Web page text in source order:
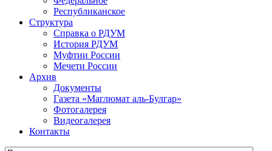
Республиканское
Структура
Справка о РДУМ
История РДУМ
Муфтии России
Мечети России
Архив
Документы
Газета «Маглюмат аль-Булгар»
Фотогалерея
Видеогалерея
Контакты